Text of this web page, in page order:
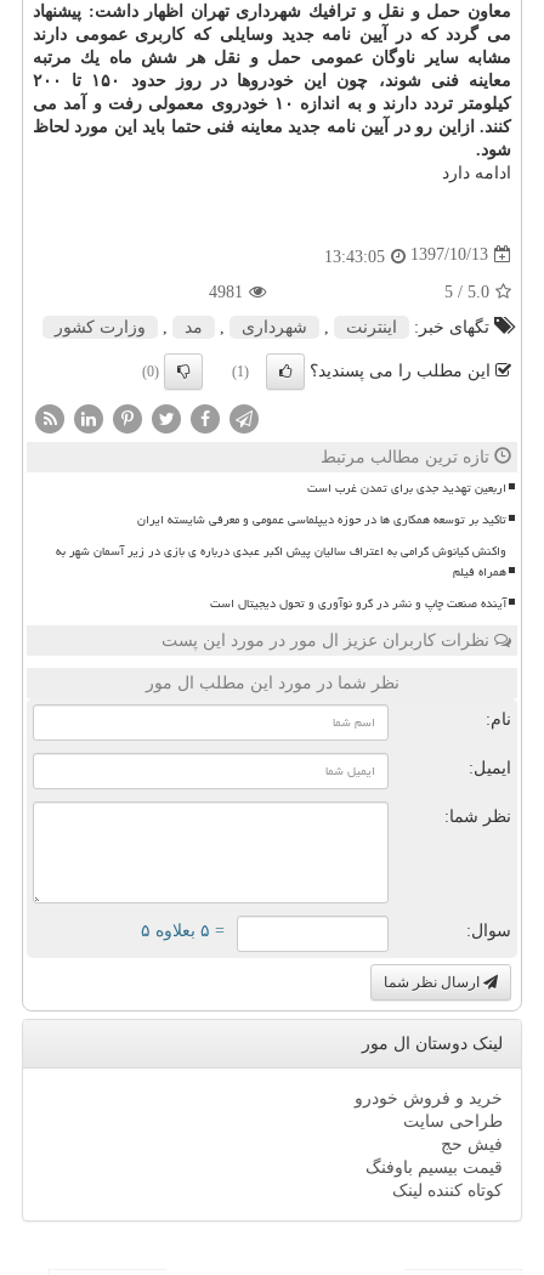
معاون حمل و نقل و ترافیك شهرداری تهران اظهار داشت: پیشنهاد
می گردد كه در آیین نامه جدید وسایلی كه كاربری عمومی دارند
مشابه سایر ناوگان عمومی حمل و نقل هر شش ماه یك مرتبه
معاینه فنی شوند، چون این خودروها در روز حدود ۱۵۰ تا ۲۰۰
كیلومتر تردد دارند و به اندازه ۱۰ خودروی معمولی رفت و آمد می
كنند. ازاین رو در آیین نامه جدید معاینه فنی حتما باید این مورد لحاظ
شود.
ادامه دارد
1397/10/13
13:43:05
5.0
/ 5
4981
تگهای خبر:
اینترنت شهرداری مد وزارت كشور
این مطلب را می پسندید؟ (1)
(0)
تازه ترین مطالب مرتبط
اربعین تهدید جدی برای تمدن غرب است
تاکید بر توسعه همکاری ها در حوزه دیپلماسی عمومی و معرفی شایسته ایران
واکنش کیانوش گرامی به اعتراف سالیان پیش اکبر عبدی درباره ی بازی در زیر آسمان شهر به
همراه فیلم
آینده صنعت چاپ و نشر در گرو نوآوری و تحول دیجیتال است
نظرات کاربران عزیز ال مور در مورد این پست
نظر شما در مورد این مطلب ال مور
نام:
ایمیل:
نظر شما:
سوال: = ۵ بعلاوه ۵
ارسال نظر شما
لینک دوستان ال مور
خرید و فروش خودرو
طراحی سایت
فیش حج
قیمت بیسیم باوفنگ
کوتاه کننده لینک